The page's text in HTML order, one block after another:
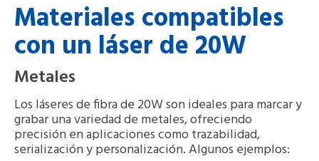
Materiales compatibles
con un láser de 20W
Metales
Los láseres de fibra de 20W son ideales para marcar y
grabar una variedad de metales, ofreciendo
precisión en aplicaciones como trazabilidad,
serialización y personalización. Algunos ejemplos: